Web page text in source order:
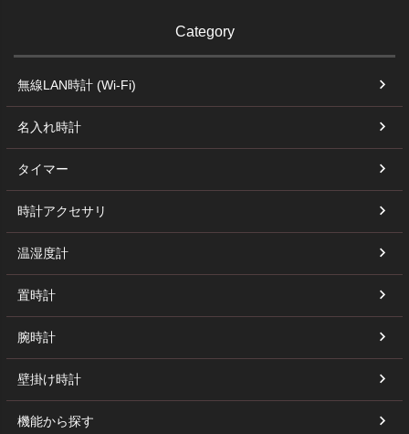
Category
無線LAN時計 (Wi-Fi)
名入れ時計
タイマー
時計アクセサリ
温湿度計
置時計
腕時計
壁掛け時計
機能から探す